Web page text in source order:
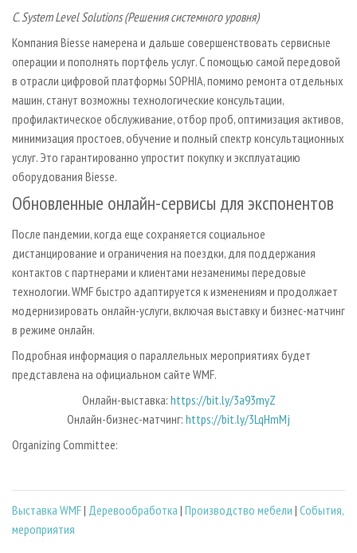
C. System Level Solutions (Решения системного уровня)
Компания Biesse намерена и дальше совершенствовать сервисные
операции и пополнять портфель услуг. С помощью самой передовой
в отрасли цифровой платформы SOPHIA, помимо ремонта отдельных
машин, станут возможны технологические консультации,
профилактическое обслуживание, отбор проб, оптимизация активов,
минимизация простоев, обучение и полный спектр консультационных
услуг. Это гарантированно упростит покупку и эксплуатацию
оборудования Biesse.
Обновленные онлайн-сервисы для экспонентов
После пандемии, когда еще сохраняется социальное
дистанцирование и ограничения на поездки, для поддержания
контактов с партнерами и клиентами незаменимы передовые
технологии. WMF быстро адаптируется к изменениям и продолжает
модернизировать онлайн-услуги, включая выставку и бизнес-матчинг
в режиме онлайн.
Подробная информация о параллельных мероприятиях будет
представлена на официальном сайте WMF.
Онлайн-выставка: https://bit.ly/3a93myZ
Онлайн-бизнес-матчинг: https://bit.ly/3LqHmMj
Organizing Committee:
Выставка WMF| Деревообработка | Производство мебели | События,
мероприятия